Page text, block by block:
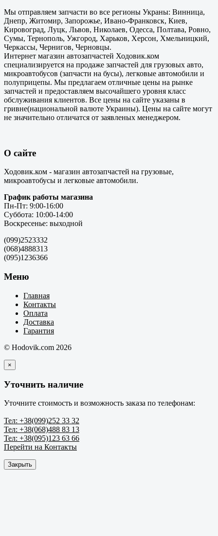
Мы отправляем запчасти во все регионы Украны: Винница,
Днепр, Житомир, Запорожье, Ивано-Франковск, Киев,
Кировоград, Луцк, Львов, Николаев, Одесса, Полтава, Ровно,
Сумы, Тернополь, Ужгород, Харьков, Херсон, Хмельницкий,
Черкассы, Чернигов, Черновцы.
Интернет магазин автозапчастей Ходовик.ком
специализируется на продаже запчастей для грузовых авто,
микроавтобусов (запчасти на бусы), легковые автомобили и
полуприцепы. Мы предлагаем отличные цены на рынке
запчастей и предоставляем высочайшего уровня класс
обслуживания клиентов. Все цены на сайте указаны в
гривне(национальной валюте Украины). Цены на сайте могут
не значительно отличатся от заявленых менеджером.
О сайте
Ходовик.ком - магазин автозапчастей на грузовые,
микроавтобусы и легковые автомобили.
График работы магазина
Пн-Пт: 9:00-16:00
Суббота: 10:00-14:00
Воскресенье: выходной
(099)2523332
(068)4888313
(095)1236366
Меню
Главная
Контакты
Оплата
Доставка
Гарантия
© Hodovik.com 2026
×
Уточнить наличие
Уточните стоимость и возможность заказа по телефонам:
Тел: +38(099)252 33 32
Тел: +38(068)488 83 13
Тел: +38(095)123 63 66
Перейти на Контакты
Закрыть